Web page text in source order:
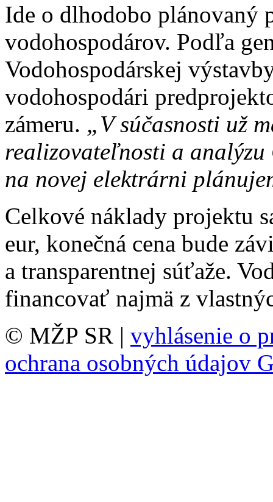
Ide o dlhodobo plánovaný
vodohospodárov. Podľa
Vodohospodárskej
vodohospodári
zámeru. „V súčasnosti už
realizovateľnosti a
na novej elektrárni
Celkové náklady projektu
eur, konečná cena bude
a transparentnej súťaže.
financovať najmä z
© MŽP SR | vyhlásenie o
ochrana osobných údajov